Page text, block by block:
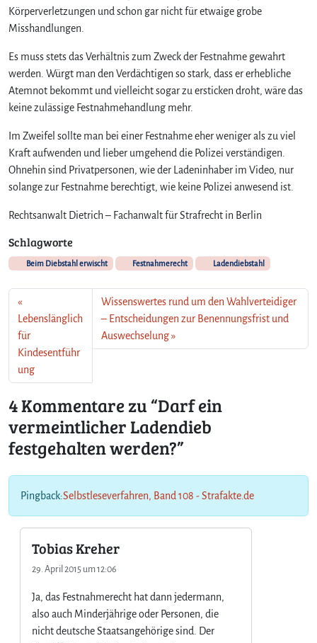
e
e
n
?
Körperverletzungen und schon gar nicht für etwaige grobe
Misshandlungen.
Es muss stets das Verhältnis zum Zweck der Festnahme gewahrt
werden. Würgt man den Verdächtigen so stark, dass er erhebliche
Atemnot bekommt und vielleicht sogar zu ersticken droht, wäre das
keine zulässige Festnahmehandlung mehr.
Im Zweifel sollte man bei einer Festnahme eher weniger als zu viel
Kraft aufwenden und lieber umgehend die Polizei verständigen.
Ohnehin sind Privatpersonen, wie der Ladeninhaber im Video, nur
solange zur Festnahme berechtigt, wie keine Polizei anwesend ist.
Rechtsanwalt Dietrich – Fachanwalt für Strafrecht in Berlin
Schlagworte
Beim Diebstahl erwischt Festnahmerecht Ladendiebstahl
Lebenslänglich
für
Kindesentführ
ung
Wissenswertes rund um den Wahlverteidiger
– Entscheidungen zur Benennungsfrist und
Auswechselung
4 Kommentare zu “Darf ein
vermeintlicher Ladendieb
festgehalten werden?”
Pingback:Selbstleseverfahren, Band 108 - Strafakte.de
Tobias Kreher
29. April 2015 um 12:06
Ja, das Festnahmerecht hat dann jedermann,
also auch Minderjährige oder Personen, die
nicht deutsche Staatsangehörige sind. Der